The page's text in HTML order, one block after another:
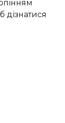
дізнатися